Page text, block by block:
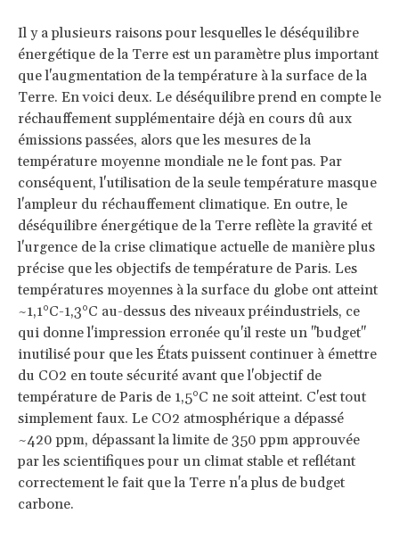
Il y a plusieurs raisons pour lesquelles le déséquilibre
énergétique de la Terre est un paramètre plus important
que l'augmentation de la température à la surface de la
Terre. En voici deux. Le déséquilibre prend en compte le
réchauffement supplémentaire déjà en cours dû aux
émissions passées, alors que les mesures de la
température moyenne mondiale ne le font pas. Par
conséquent, l'utilisation de la seule température masque
l'ampleur du réchauffement climatique. En outre, le
déséquilibre énergétique de la Terre reflète la gravité et
l'urgence de la crise climatique actuelle de manière plus
précise que les objectifs de température de Paris. Les
températures moyennes à la surface du globe ont atteint
~1,1°C-1,3°C au-dessus des niveaux préindustriels, ce
qui donne l'impression erronée qu'il reste un "budget"
inutilisé pour que les États puissent continuer à émettre
du CO2 en toute sécurité avant que l'objectif de
température de Paris de 1,5°C ne soit atteint. C'est tout
simplement faux. Le CO2 atmosphérique a dépassé
~420 ppm, dépassant la limite de 350 ppm approuvée
par les scientifiques pour un climat stable et reflétant
correctement le fait que la Terre n'a plus de budget
carbone.